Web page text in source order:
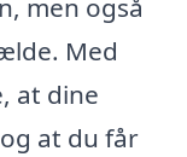
men også
Med
at dine
at du får